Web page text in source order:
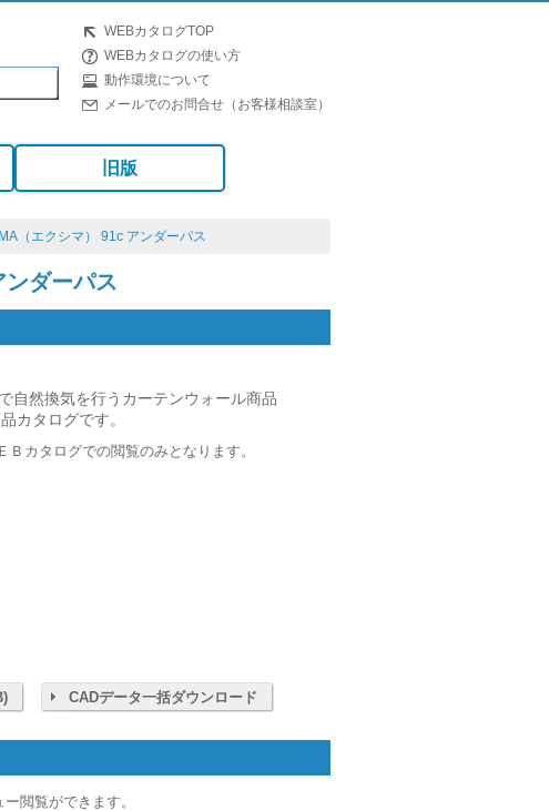
WEBカタログTOP
WEBカタログの使い方
動作環境について
メールでのお問合せ（お客様相談室）
旧版
（エクシマ） 91c アンダーパス
ダーパス
自然換気を行うカーテンウォール商品
カタログです。
カタログでの閲覧のみとなります。
CADデータ一括ダウンロード
閲覧ができます。